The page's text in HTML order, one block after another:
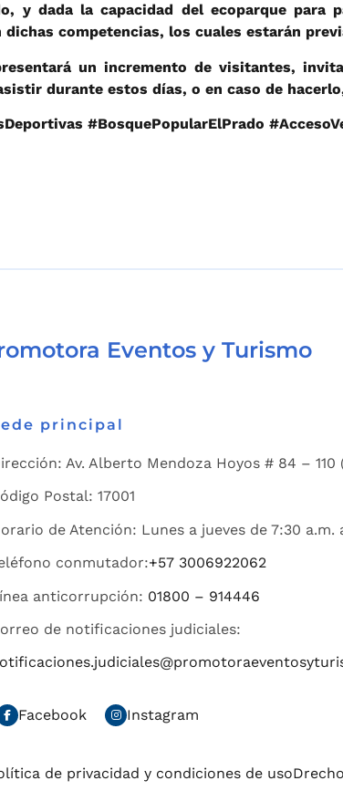
y dada la capacidad del ecoparque
dichas competencias, los cuales estarán
un incremento de visitantes,
durante estos días, o en caso de
#BosquePopularElPrado
Eventos y Turismo
principal
Av. Alberto Mendoza Hoyos # 84 – 110
Postal: 17001
de Atención: Lunes a jueves de 7:30 a.m.
conmutador:+57 3006922062
anticorrupción: 01800 – 914446
de notificaciones judiciales:
Facebook Instagram
de privacidad y condiciones de uso